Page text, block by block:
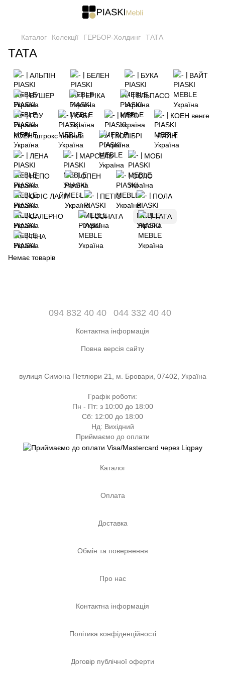
Каталог Колекції ГЕРБОР-Холдинг ТАТА
ТАТА
АЛЬПІН БЕЛЕН БУКА ВАЙТ
ВУШЕР ЕРІКА ЕЛЬПАСО
ГОУ КАБІ КЛЕО КОЕН венге
КОЕН штрокс темний КОЛІБРІ ЛАЙН
ЛЕНА МАРСЕЛЬ МОБІ
НЕПО ОПЕН ОСЛО
ОФІС ЛАЙН ПЕТІО ПОЛА
САЛЕРНО СОНАТА ТАТА
ТІНА
Немає товарів
094 832 40 40 044 332 40 40
Контактна інформація
Повна версія сайту
вулиця Симона Петлюри 21, м. Бровари, 07402, Україна
Графік роботи:
Пн - Пт: з 10:00 до 18:00
Сб: 12:00 до 18:00
Нд: Вихідний
Приймаємо до оплати
Каталог
Оплата
Доставка
Обмін та повернення
Про нас
Контактна інформація
Політика конфіденційності
Договір публічної оферти